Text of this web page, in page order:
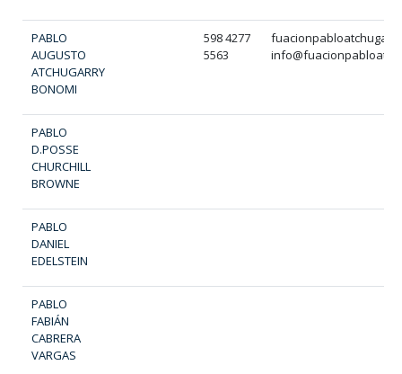
PABLO
AUGUSTO
ATCHUGARRY
BONOMI
598 4277
5563
PABLO
D.POSSE
CHURCHILL
BROWNE
PABLO
DANIEL
EDELSTEIN
PABLO
FABIÁN
CABRERA
VARGAS